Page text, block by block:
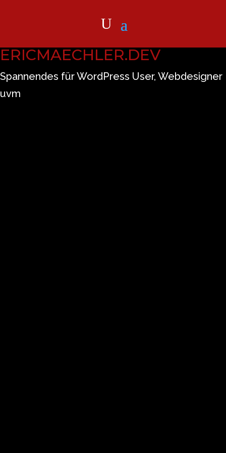
ERICMAECHLER.DEV
Spannendes für WordPress User, Webdesigner
uvm